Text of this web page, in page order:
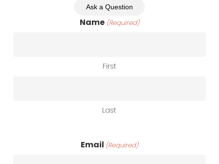
Ask a Question
Name (Required)
First
Last
Email (Required)